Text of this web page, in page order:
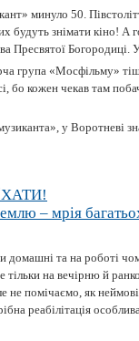
минуло 50.
будуть знімати кіно! А
Пресвятої Богородиці.
група «Мосфільму»
бо кожен чекав там
у Воротневі
– мрія
домашні та на роботі
тільки на вечірню й
не помічаємо, як
реабілітація